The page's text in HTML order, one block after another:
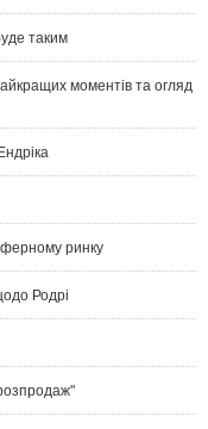
таким
моментів та огляд
ринку
Родрі